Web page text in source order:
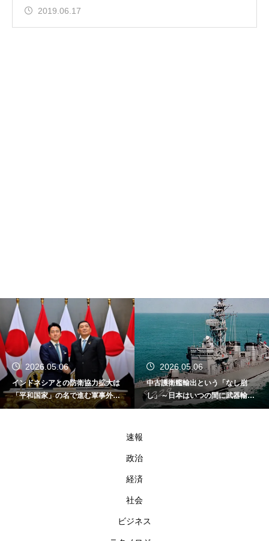
2019.06.17
2026.05.06
インドネシアとの防衛協力拡大は
「平和国家」の名で進む軍事外交
である
2026.05.06
中古護衛艦輸出という「なし崩
し」～日本はいつの間に武器輸出
国家になったのか～
速報
政治
経済
社会
ビジネス